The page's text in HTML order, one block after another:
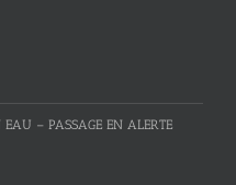
EAU – PASSAGE EN ALERTE